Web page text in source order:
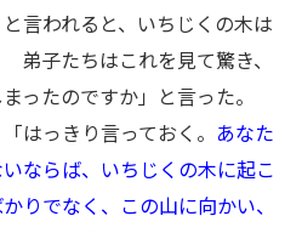
言われると、いちじくの木は
弟子たちはこれを見て驚き、
まったのですか」と言った。
はっきり言っておく。 あなた
ならば、いちじくの木に起こ
りでなく、この山に向かい、